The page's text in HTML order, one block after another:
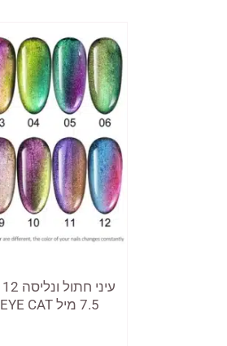
7.5 מיל VENALISA EYE CAT